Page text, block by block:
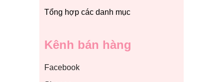
Tổng hợp các danh mục
Kênh bán hàng
Facebook